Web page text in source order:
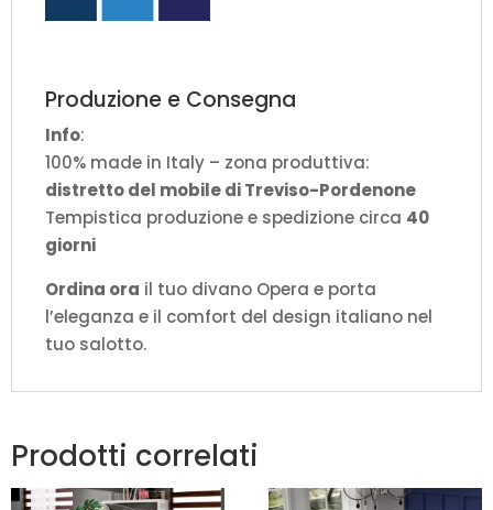
Produzione e Consegna
Info:
100% made in Italy – zona produttiva:
distretto del mobile di Treviso-Pordenone
Tempistica produzione e spedizione circa 40
giorni
Ordina ora il tuo divano Opera e porta
l’eleganza e il comfort del design italiano nel
tuo salotto.
Prodotti correlati